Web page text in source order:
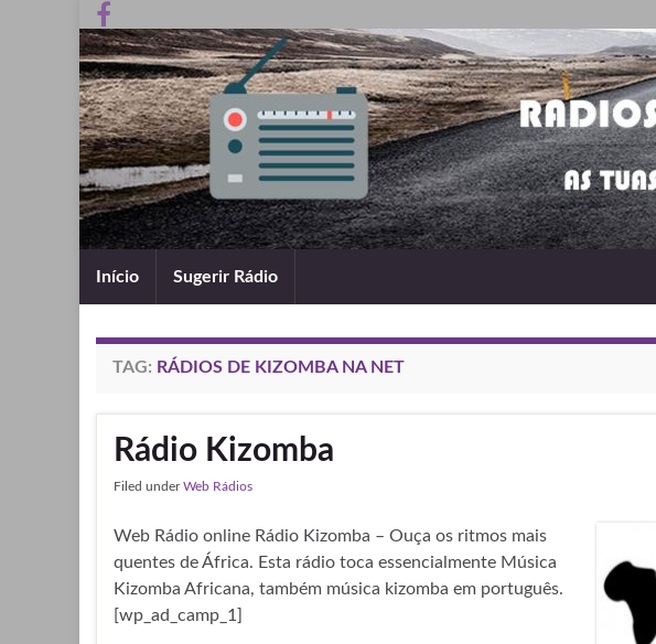
Início Sugerir Rádio
TAG: RÁDIOS DE KIZOMBA NA NET
Rádio Kizomba
Filed underWeb Rádios
Web Rádio online Rádio Kizomba – Ouça os ritmos mais
quentes de África. Esta rádio toca essencialmente Música
Kizomba Africana, também música kizomba em português.
[wp_ad_camp_1]